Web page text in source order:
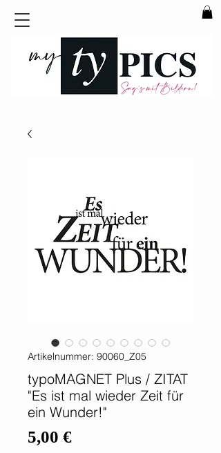
Artikelnummer: 90060_Z05
typoMAGNET Plus / ZITAT
"Es ist mal wieder Zeit für
ein Wunder!"
5,00 €Preis